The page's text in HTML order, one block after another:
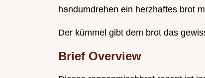
handumdrehen ein herzhaftes brot
Der kümmel gibt dem brot das
Brief Overview